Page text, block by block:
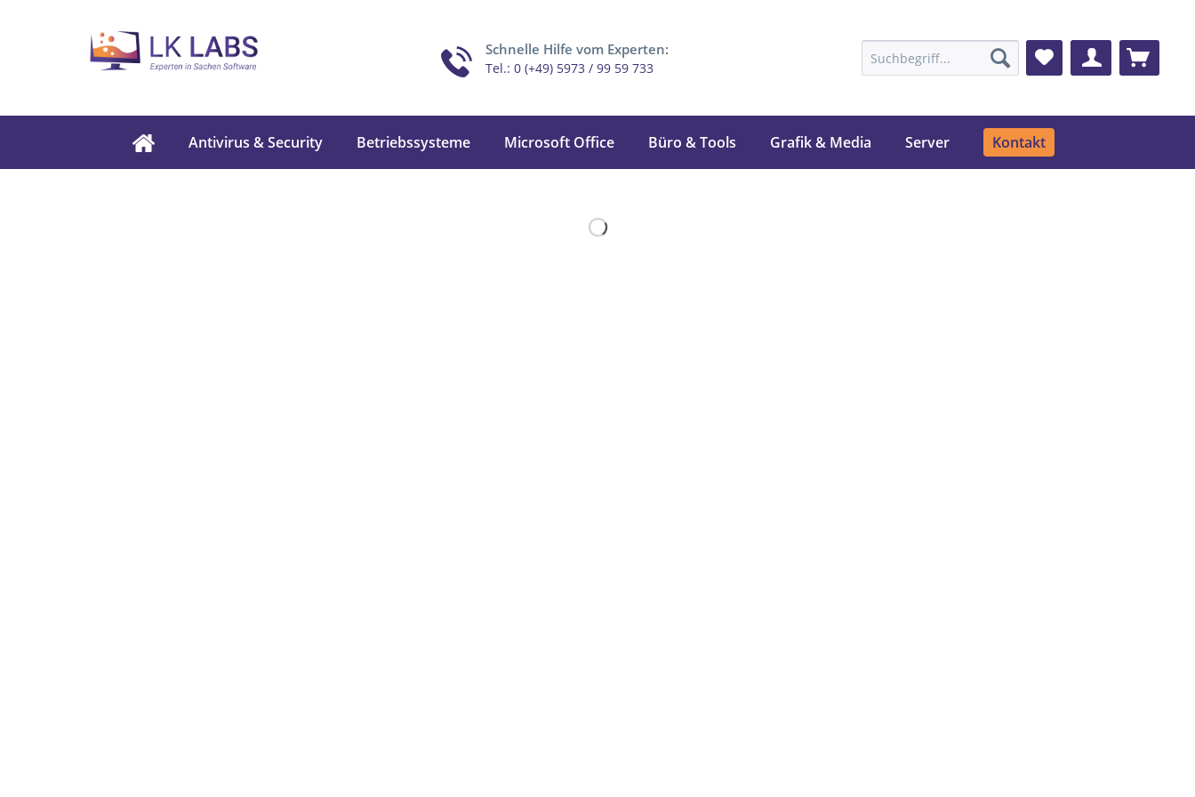
Schnelle Hilfe vom Experten:
Tel.: 0 (+49) 5973 / 99 59 733
Antivirus & Security Betriebssysteme Microsoft Office Büro & Tools Grafik & Media Server Kontakt